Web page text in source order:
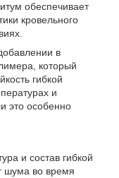
обеспечивает
кровельного
в
который
гибкой
и
это особенно
и состав гибкой
шума во время